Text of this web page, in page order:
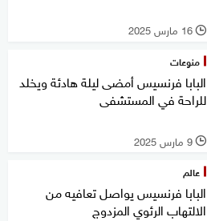
l 16 مارس 2025
منوعات
البابا فرنسيس أمضى ليلة هادئة ويخلد
للراحة في المستشفى
l 9 مارس 2025
عالم
البابا فرنسيس يواصل تعافيه من
الالتهاب الرئوي المزدوج